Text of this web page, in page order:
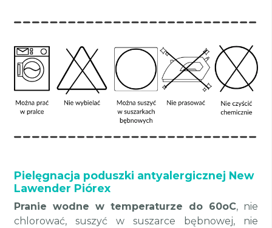
Pielęgnacja poduszki antyalergicznej New
Lawender Piórex
Pranie wodne w temperaturze do 60oC, nie
chlorować, suszyć w suszarce bębnowej, nie